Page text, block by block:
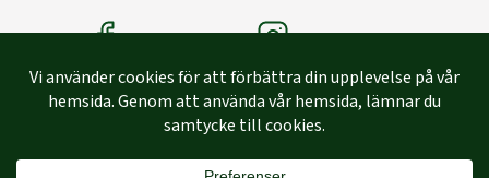
Träbolagets FacebookTräbolagets instagram